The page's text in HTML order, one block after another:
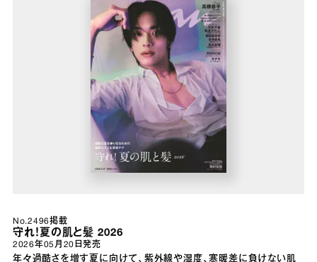
No.2496掲載
守れ！夏の肌と髪 2026
2026年05月20日 発売
年々過酷さを増す夏に向けて、紫外線や湿度、寒暖差に負けない肌